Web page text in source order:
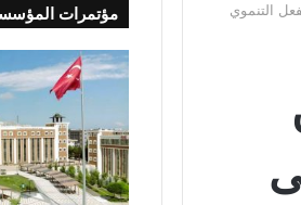
التنموي مؤتمرات